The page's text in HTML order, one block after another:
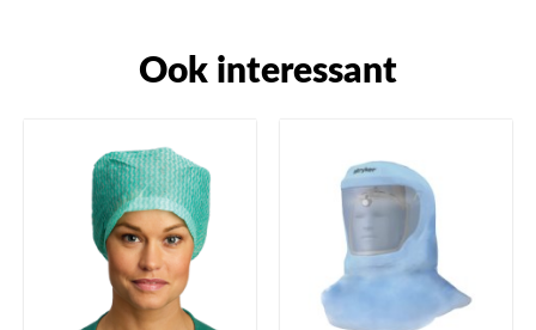
Ook interessant